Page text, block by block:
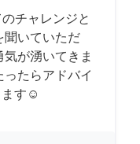
チャレンジと
聞いていただ
が湧いてきま
たらアドバイ
ます☺️